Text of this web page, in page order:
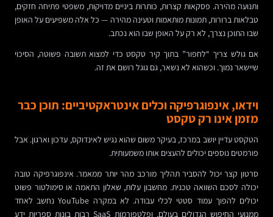
ותנועה מהירה. פסקאות קצרות, כותרות ביניים מדויקות, משפטי פתיחה חזקים,
טבלאות ברורות, תמונות מותאמות וטעינה מהירה — כל אלה משפיעים על האופן
שבו התוכן נצרך, לא רק על האופן שבו הוא נכתב.
אם גולש צריך “לחפור” בתוך קיר טקסט כדי למצוא תשובה פשוטה, הסיכוי
שיישאר נמוך. וכשהוא לא נשאר, גם גוגל רושם את זה.
וידאו, אינפוגרפיקה וכלים אינטראקטיביים: תוכן כבר
מזמן אינו רק טקסט
הטקסט עדיין יושב במרכז, בעיקר משום שהוא נגיש לאינדוקס, עדכון וארגון. אבל
פורמטים נוספים יכולים להעצים אותו משמעותית.
סרטון קצר יכול להסביר תהליך מורכב מהר יותר ממאמר. אינפוגרפיקה טובה
יכולה לסכם השוואה טכנית. מחשבון עלות, שאלון התאמה או סימולטור פשוט
יכולים להפוך עמוד סטטי לכלי עבודה. לא במקרה YouTube נחשב לאחד
ממנועי החיפוש הגדולים בעולם, ופלטפורמות SaaS רבות בונות ספריות ידע